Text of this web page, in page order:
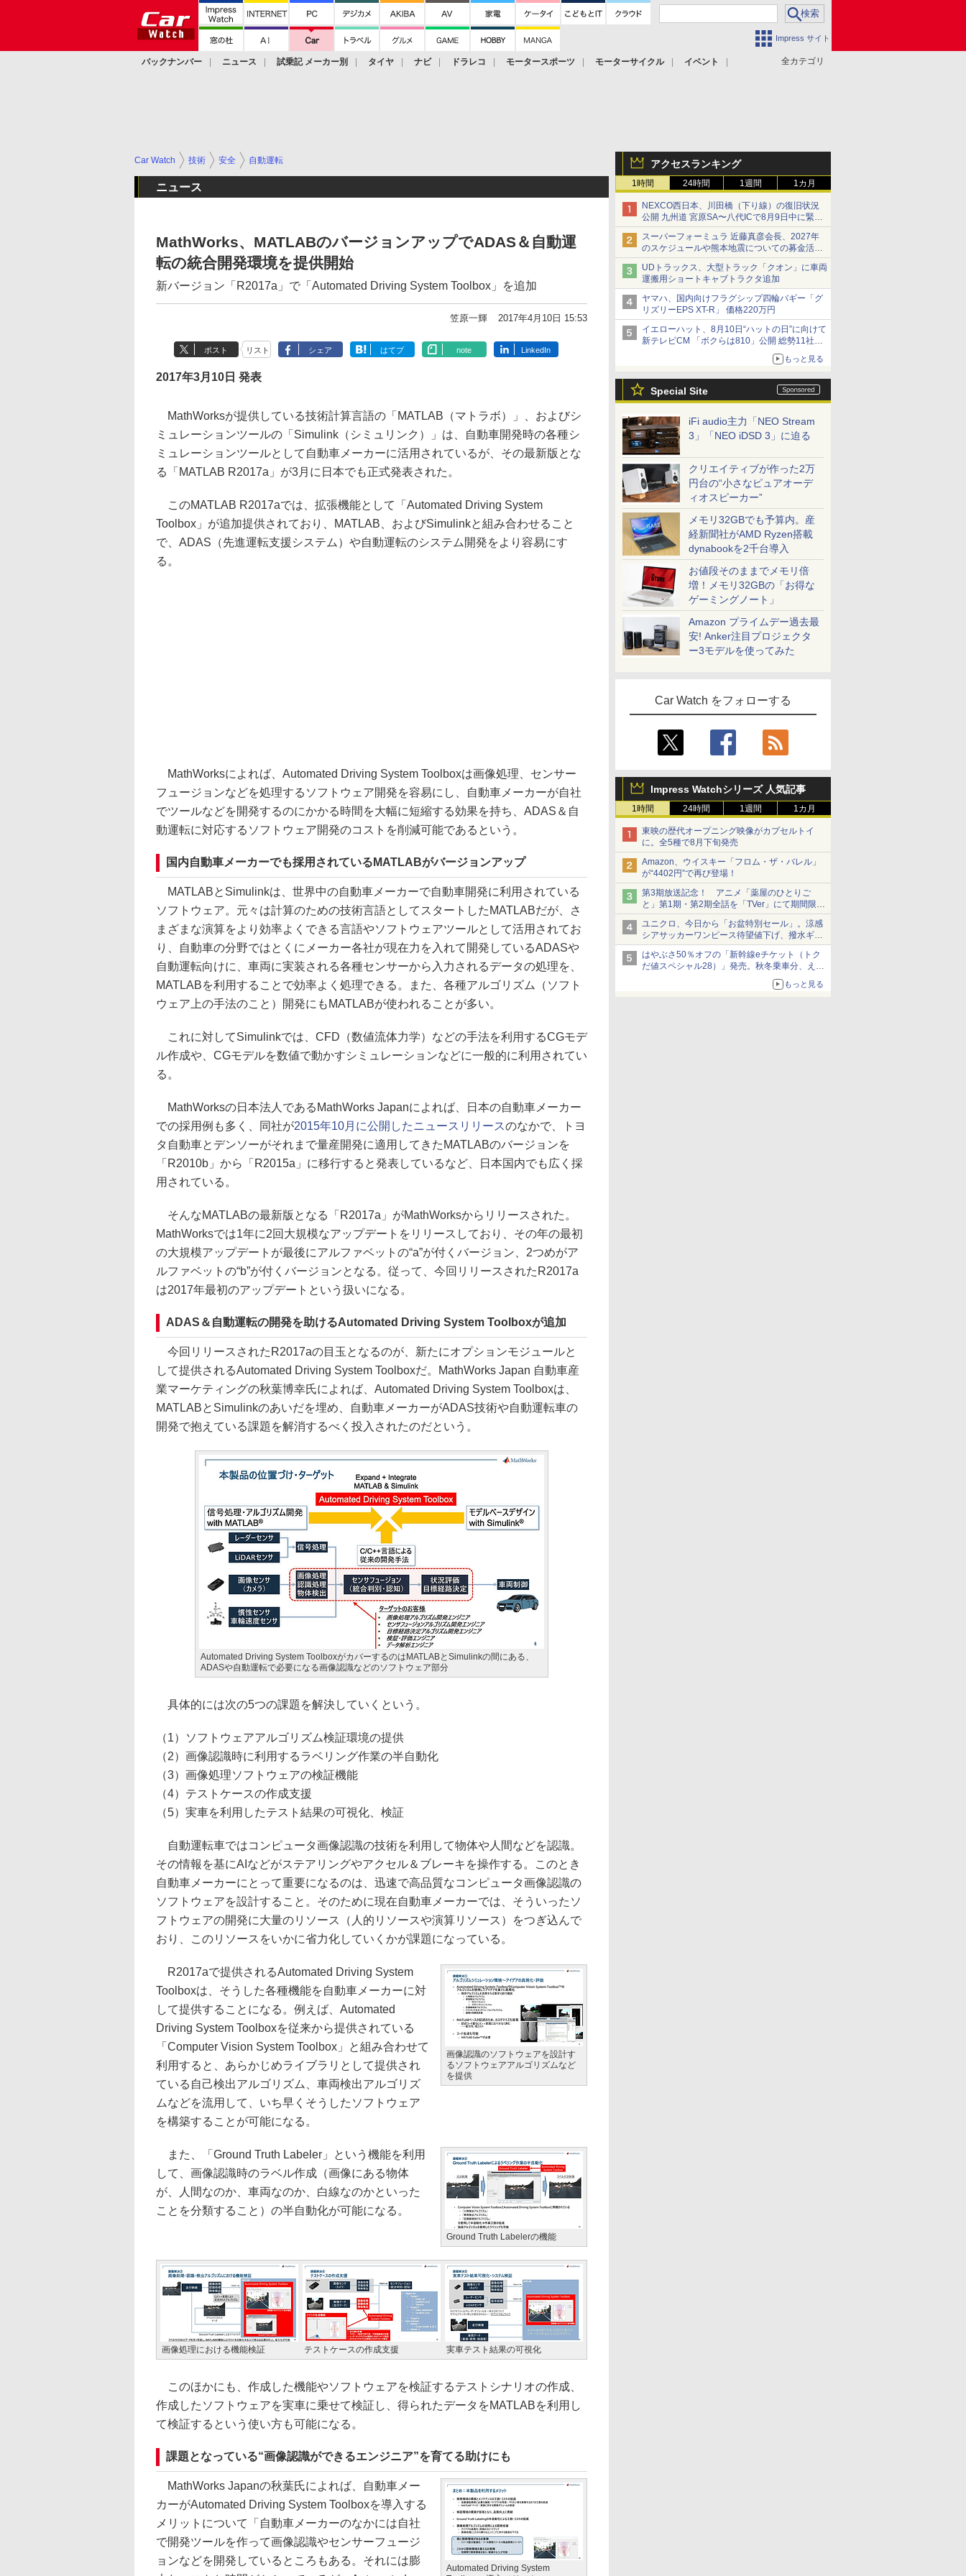
Impress サイト
全カテゴリ
バックナンバー ニュース 試乗記 メーカー別 タイヤ ナビ ドラレコ モータースポーツ モーターサイクル
イベント
アクセスランキング
1時間 24時間 1週間 1カ月
NEXCO西日本、川田橋（下り線）の復旧状況
公開 九州道 宮原SA〜八代ICで8月9日中に緊急
車両を通行可能に
スーパーフォーミュラ 近藤真彦会長、2027年
のスケジュールや熊本地震についての募金活動
を紹介
UDトラックス、大型トラック「クオン」に車両
運搬用ショートキャブトラクタ追加
ヤマハ、国内向けフラグシップ四輪バギー「グ
リズリーEPS XT-R」 価格220万円
イエローハット、8月10日“ハットの日”に向けて
新テレビCM 「ボクらは810」公開 総勢11社
もっと見る
Special Site
iFi audio主力「NEO Stream
3」「NEO iDSD 3」に迫る
クリエイティブが作った2万
円台の“小さなピュアオーデ
ィオスピーカー”
メモリ32GBでも予算内。産
経新聞社がAMD Ryzen搭載
dynabookを2千台導入
お値段そのままでメモリ倍
増！メモリ32GBの「お得な
ゲーミングノート」
Amazon プライムデー過去最
安! Anker注目プロジェクタ
ー3モデルを使ってみた
Car Watch をフォローする
Impress Watchシリーズ 人気記事
1時間 24時間 1週間 1カ月
東映の歴代オープニング映像がカプセルトイ
に。全5種で8月下旬発売
Amazon、ウイスキー「フロム・ザ・バレル」
が“4402円”で再び登場！
第3期放送記念！ アニメ「薬屋のひとりご
と」第1期・第2期全話を「TVer」にて期間限定
で順次無料配信開始
ユニクロ、今日から「お盆特別セール」。涼感
シアサッカーワンピース待望値下げ、撥水ギア
ショーツは1990円に
はやぶさ50％オフの「新幹線eチケット（トク
だ値スペシャル28）」発売。秋冬乗車分、えき
もっと見る
Car Watch 技術 安全 自動運転
ニュース
MathWorks、MATLABのバージョンアップでADAS＆自動運
転の統合開発環境を提供開始
新バージョン「R2017a」で「Automated Driving System Toolbox」を追加
笠原一輝 2017年4月10日 15:53
ポスト リスト シェア はてブ note LinkedIn
2017年3月10日 発表
MathWorksが提供している技術計算言語の「MATLAB（マトラボ）」、およびシ
ミュレーションツールの「Simulink（シミュリンク）」は、自動車開発時の各種シ
ミュレーションツールとして自動車メーカーに活用されているが、その最新版とな
る「MATLAB R2017a」が3月に日本でも正式発表された。
このMATLAB R2017aでは、拡張機能として「Automated Driving System
Toolbox」が追加提供されており、MATLAB、およびSimulinkと組み合わせること
で、ADAS（先進運転支援システム）や自動運転のシステム開発をより容易にす
る。
MathWorksによれば、Automated Driving System Toolboxは画像処理、センサー
フュージョンなどを処理するソフトウェア開発を容易にし、自動車メーカーが自社
でツールなどを開発するのにかかる時間を大幅に短縮する効果を持ち、ADAS＆自
動運転に対応するソフトウェア開発のコストを削減可能であるという。
国内自動車メーカーでも採用されているMATLABがバージョンアップ
MATLABとSimulinkは、世界中の自動車メーカーで自動車開発に利用されている
ソフトウェア。元々は計算のための技術言語としてスタートしたMATLABだが、さ
まざまな演算をより効率よくできる言語やソフトウェアツールとして活用されてお
り、自動車の分野ではとくにメーカー各社が現在力を入れて開発しているADASや
自動運転向けに、車両に実装される各種センサーから入力されるデータの処理を、
MATLABを利用することで効率よく処理できる。また、各種アルゴリズム（ソフト
ウェア上の手法のこと）開発にもMATLABが使われることが多い。
これに対してSimulinkでは、CFD（数値流体力学）などの手法を利用するCGモデ
ル作成や、CGモデルを数値で動かすシミュレーションなどに一般的に利用されてい
る。
MathWorksの日本法人であるMathWorks Japanによれば、日本の自動車メーカー
での採用例も多く、同社が2015年10月に公開したニュースリリースのなかで、トヨ
タ自動車とデンソーがそれまで量産開発に適用してきたMATLABのバージョンを
「R2010b」から「R2015a」に移行すると発表しているなど、日本国内でも広く採
用されている。
そんなMATLABの最新版となる「R2017a」がMathWorksからリリースされた。
MathWorksでは1年に2回大規模なアップデートをリリースしており、その年の最初
の大規模アップデートが最後にアルファベットの“a”が付くバージョン、2つめがア
ルファベットの“b”が付くバージョンとなる。従って、今回リリースされたR2017a
は2017年最初のアップデートという扱いになる。
ADAS＆自動運転の開発を助けるAutomated Driving System Toolboxが追加
今回リリースされたR2017aの目玉となるのが、新たにオプションモジュールと
して提供されるAutomated Driving System Toolboxだ。MathWorks Japan 自動車産
業マーケティングの秋葉博幸氏によれば、Automated Driving System Toolboxは、
MATLABとSimulinkのあいだを埋め、自動車メーカーがADAS技術や自動運転車の
開発で抱えている課題を解消するべく投入されたのだという。
Automated Driving System ToolboxがカバーするのはMATLABとSimulinkの間にある、
ADASや自動運転で必要になる画像認識などのソフトウェア部分
具体的には次の5つの課題を解決していくという。
（1）ソフトウェアアルゴリズム検証環境の提供
（2）画像認識時に利用するラベリング作業の半自動化
（3）画像処理ソフトウェアの検証機能
（4）テストケースの作成支援
（5）実車を利用したテスト結果の可視化、検証
自動運転車ではコンピュータ画像認識の技術を利用して物体や人間などを認識。
その情報を基にAIなどがステアリングやアクセル＆ブレーキを操作する。このとき
自動車メーカーにとって重要になるのは、迅速で高品質なコンピュータ画像認識の
ソフトウェアを設計すること。そのために現在自動車メーカーでは、そういったソ
フトウェアの開発に大量のリソース（人的リソースや演算リソース）をつぎ込んで
おり、このリソースをいかに省力化していくかが課題になっている。
画像認識のソフトウェアを設計す
るソフトウェアアルゴリズムなど
を提供
R2017aで提供されるAutomated Driving System
Toolboxは、そうした各種機能を自動車メーカーに対
して提供することになる。例えば、Automated
Driving System Toolboxを従来から提供されている
「Computer Vision System Toolbox」と組み合わせて
利用すると、あらかじめライブラリとして提供され
ている自己検出アルゴリズム、車両検出アルゴリズ
ムなどを流用して、いち早くそうしたソフトウェア
を構築することが可能になる。
Ground Truth Labelerの機能
また、「Ground Truth Labeler」という機能を利用
して、画像認識時のラベル作成（画像にある物体
が、人間なのか、車両なのか、白線なのかといった
ことを分類すること）の半自動化が可能になる。
画像処理における機能検証 テストケースの作成支援 実車テスト結果の可視化
このほかにも、作成した機能やソフトウェアを検証するテストシナリオの作成、
作成したソフトウェアを実車に乗せて検証し、得られたデータをMATLABを利用し
て検証するという使い方も可能になる。
課題となっている“画像認識ができるエンジニア”を育てる助けにも
Automated Driving System
MathWorks Japanの秋葉氏によれば、自動車メー
カーがAutomated Driving System Toolboxを導入する
メリットについて「自動車メーカーのなかには自社
で開発ツールを作って画像認識やセンサーフュージ
ョンなどを開発しているところもある。それには膨